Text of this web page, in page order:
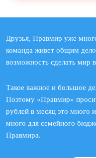
Друзья, Правмир уже
команда живет общим
возможность сделать мир
Такое важное и большое
Поэтому «Правмир»
рублей в месяц это много
много для семейного
Правмира.